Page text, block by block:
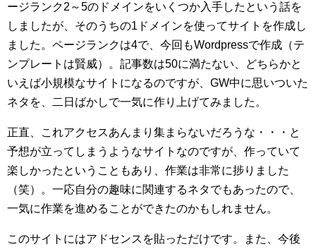
ージランク2～5のドメインをいくつか入手したという話を
しましたが、そのうちの1ドメインを使ってサイトを作成し
ました。ページランクは4で、今回もWordpressで作成（テ
ンプレートは賢威）。記事数は50に満たない、どちらかと
いえば小規模なサイトになるのですが、GW中に思いついた
ネタを、二日ばかしで一気に作り上げてみました。
正直、これアクセスあんまり集まらないだろうな・・・と
予想が立ってしまうようなサイトなのですが、作っていて
楽しかったということもあり、作業は非常に捗りました
（笑）。一応自分の趣味に関連するネタでもあったので、
一気に作業を進めることができたのかもしれません。
このサイトにはアドセンスを貼っただけです。また、今後